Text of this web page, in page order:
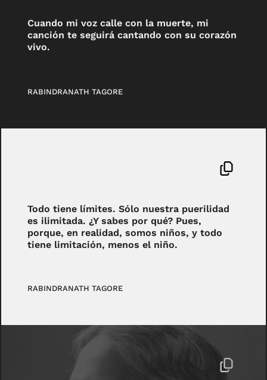
Cuando mi voz calle con la muerte, mi
canción te seguirá cantando con su corazón
vivo.
RABINDRANATH TAGORE
Todo tiene límites. Sólo nuestra puerilidad
es ilimitada. ¿Y sabes por qué? Pues,
porque, en realidad, somos niños, y todo
tiene limitación, menos el niño.
RABINDRANATH TAGORE